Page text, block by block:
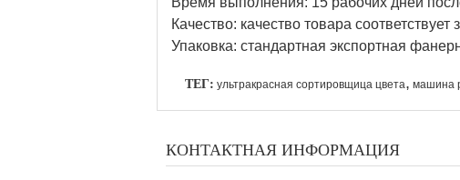
Качество: качество товара соответствует
Упаковка: стандартная экспортная
ТЕГ: ультракрасная сортировщица цвета, машина
КОНТАКТНАЯ ИНФОРМАЦИЯ